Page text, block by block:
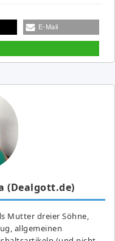
E-Mail
(Dealgott.de)
Mutter dreier Söhne,
allgemeinen